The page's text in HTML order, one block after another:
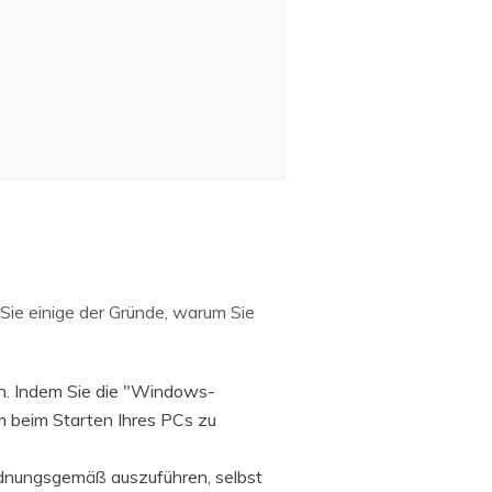
einige der Gründe, warum Sie
Indem Sie die "Windows-
beim Starten Ihres PCs zu
auszuführen, selbst